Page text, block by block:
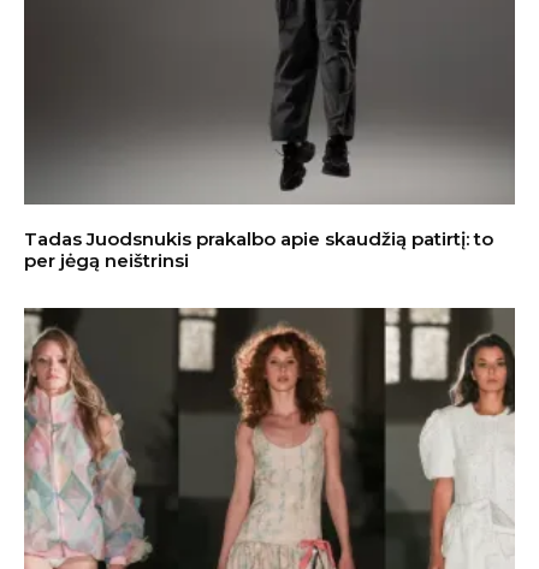
Tadas Juodsnukis prakalbo apie skaudžią patirtį: to
per jėgą neištrinsi